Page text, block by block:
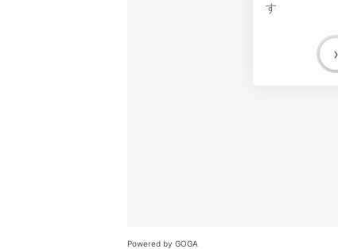
す
›
Powered by GOGA